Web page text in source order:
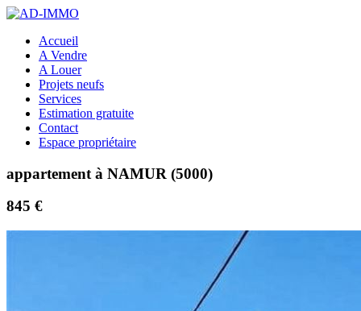
Accueil
A Vendre
A Louer
Projets neufs
Services
Estimation gratuite
Contact
Espace propriétaire
appartement à NAMUR (5000)
845 €